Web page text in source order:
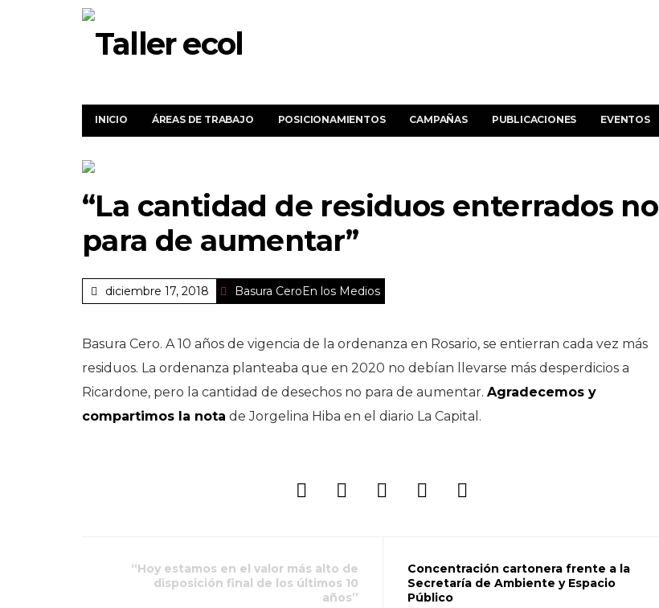
INICIO ÁREAS DE TRABAJO POSICIONAMIENTOS CAMPAÑAS PUBLICACIONES EVENTOS
“La cantidad de residuos enterrados no
para de aumentar”
diciembre 17, 2018 Basura CeroEn los Medios
Basura Cero. A 10 años de vigencia de la ordenanza en Rosario, se entierran cada vez más
residuos. La ordenanza planteaba que en 2020 no debían llevarse más desperdicios a
Ricardone, pero la cantidad de desechos no para de aumentar. Agradecemos y
compartimos la nota de Jorgelina Hiba en el diario La Capital.
“Hoy estamos en el valor más alto de
disposición final de los últimos 10
años”
Concentración cartonera frente a la
Secretaría de Ambiente y Espacio
Público